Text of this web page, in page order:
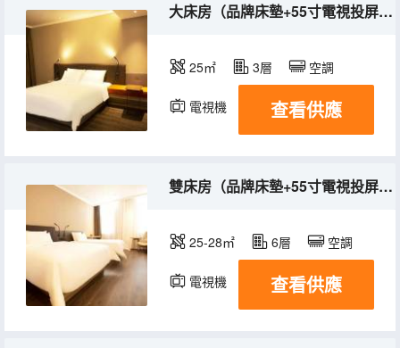
大床房（品牌床墊+55寸電視投屏+全明窗）
25㎡ 3層 空調
電視機 查看供應
雙床房（品牌床墊+55寸電視投屏+全明窗）
25-28㎡ 6層 空調
電視機 查看供應